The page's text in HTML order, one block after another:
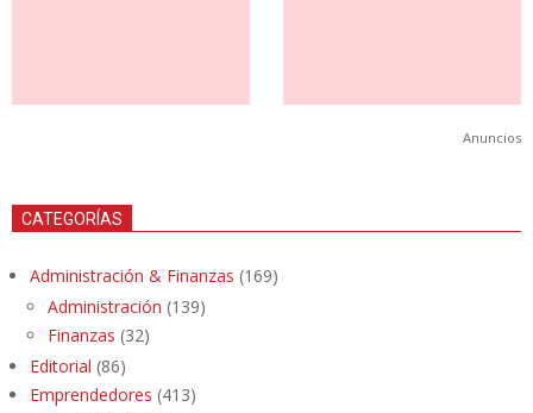
Anuncios
CATEGORÍAS
Administración & Finanzas (169)
Administración (139)
Finanzas (32)
Editorial (86)
Emprendedores (413)